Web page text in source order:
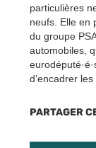
particulières
neufs. Elle en
du groupe
automobiles,
d’encadrer
PARTAGER